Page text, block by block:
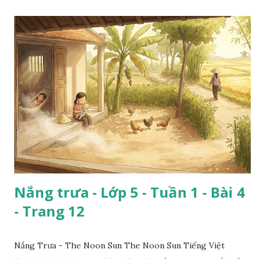
Nắng trưa - Lớp 5 - Tuần 1 - Bài 4
- Trang 12
Nắng Trưa - The Noon Sun The Noon Sun Tiếng Việt